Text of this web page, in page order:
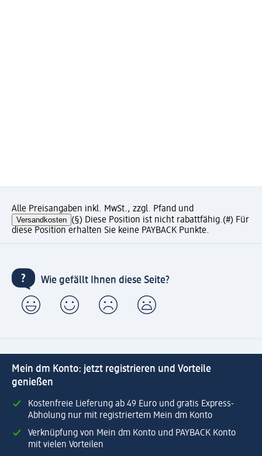
Alle Preisangaben inkl. MwSt., zzgl. Pfand und
Versandkosten (§) Diese Position ist nicht rabattfähig.(#) Für
diese Position erhalten Sie keine PAYBACK Punkte.
Wie gefällt Ihnen diese Seite?
Mein dm Konto: jetzt registrieren und Vorteile
genießen
Kostenfreie Lieferung ab 49 Euro und gratis Express-
Abholung nur mit registriertem Mein dm Konto
Verknüpfung von Mein dm Konto und PAYBACK Konto
mit vielen Vorteilen